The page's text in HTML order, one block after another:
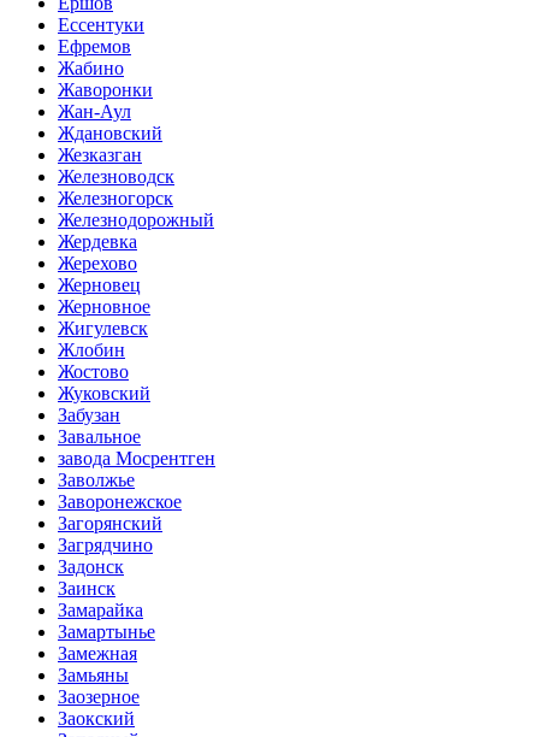
Ессентуки
Ефремов
Жабино
Жаворонки
Жан-Аул
Ждановский
Жезказган
Железноводск
Железногорск
Железнодорожный
Жердевка
Жерехово
Жерновец
Жерновное
Жигулевск
Жлобин
Жостово
Жуковский
Забузан
Завальное
завода Мосрентген
Заволжье
Заворонежское
Загорянский
Загрядчино
Задонск
Заинск
Замарайка
Замартынье
Замежная
Замьяны
Заозерное
Заокский